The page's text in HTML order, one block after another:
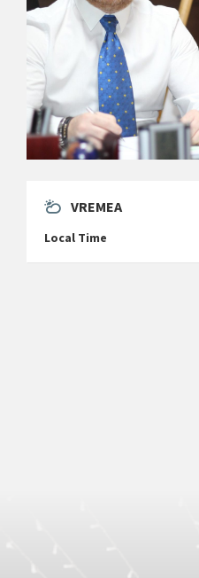
VREMEA
Local Time